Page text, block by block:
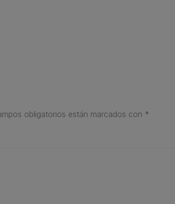
obligatorios están marcados con *